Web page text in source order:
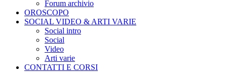
Forum archivio
OROSCOPO
SOCIAL VIDEO & ARTI VARIE
Social intro
Social
Video
Arti varie
CONTATTI E CORSI